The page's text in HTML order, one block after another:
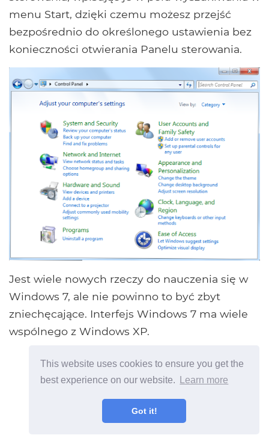
This website uses cookies to ensure you get the
best experience on our website.
Learn more
Got it!
menu Start, dzięki czemu możesz przejść
bezpośrednio do określonego ustawienia bez
konieczności otwierania Panelu sterowania.
Jest wiele nowych rzeczy do nauczenia się w
Windows 7, ale nie powinno to być zbyt
zniechęcające. Interfejs Windows 7 ma wiele
wspólnego z Windows XP.